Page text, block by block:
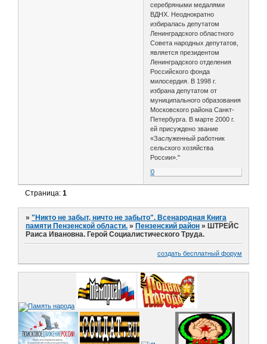
серебряными медалями
ВДНХ. Неоднократно
избиралась депутатом
Ленинградского областного
Совета народных депутатов,
является президентом
Ленинградского отделения
Российского фонда
милосердия. В 1998 г.
избрана депутатом от
муниципального образования
Московского района Санкт-
Петербурга. В марте 2000 г.
ей присуждено звание
«Заслуженный работник
сельского хозяйства
России»."
0
Страница:1
»"Никто не забыт, ничто не забыто". Всенародная Книга
памяти Пензенской области. » Пензенский район » ШТРЕЙС
Раиса Ивановна. Герой Социалистического Труда.
создать бесплатный форум